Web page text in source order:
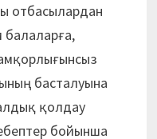
отбасылардан
басталуына
қолдау
бойынша